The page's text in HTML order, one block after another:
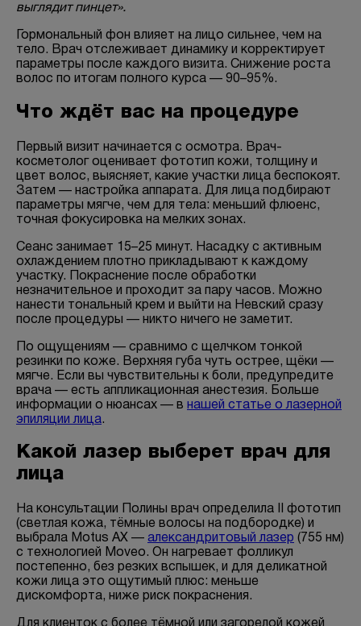
выглядит пинцет».
Гормональный фон влияет на лицо сильнее, чем на
тело. Врач отслеживает динамику и корректирует
параметры после каждого визита. Снижение роста
волос по итогам полного курса — 90–95%.
Что ждёт вас на процедуре
Первый визит начинается с осмотра. Врач-
косметолог оценивает фототип кожи, толщину и
цвет волос, выясняет, какие участки лица беспокоят.
Затем — настройка аппарата. Для лица подбирают
параметры мягче, чем для тела: меньший флюенс,
точная фокусировка на мелких зонах.
Сеанс занимает 15–25 минут. Насадку с активным
охлаждением плотно прикладывают к каждому
участку. Покраснение после обработки
незначительное и проходит за пару часов. Можно
нанести тональный крем и выйти на Невский сразу
после процедуры — никто ничего не заметит.
По ощущениям — сравнимо с щелчком тонкой
резинки по коже. Верхняя губа чуть острее, щёки —
мягче. Если вы чувствительны к боли, предупредите
врача — есть аппликационная анестезия. Больше
информации о нюансах — в нашей статье о лазерной
эпиляции лица.
Какой лазер выберет врач для
лица
На консультации Полины врач определила II фототип
(светлая кожа, тёмные волосы на подбородке) и
выбрала Motus AX — александритовый лазер (755 нм)
с технологией Moveo. Он нагревает фолликул
постепенно, без резких вспышек, и для деликатной
кожи лица это ощутимый плюс: меньше
дискомфорта, ниже риск покраснения.